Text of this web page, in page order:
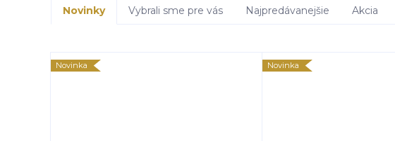
Novinky Vybrali sme pre vás Najpredávanejšie Akcia
Novinka Novinka